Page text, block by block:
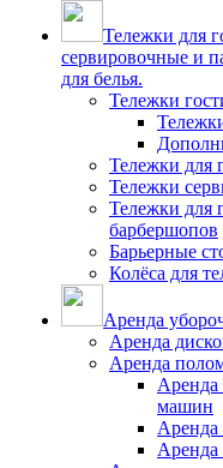
Тележки для
сервировочные и
для белья.
Тележки
Тележки для
Тележки
Тележки для
барбершопов
Барьерные
Колёса для
Аренда
Аренда
Аренда
Аренда
машин